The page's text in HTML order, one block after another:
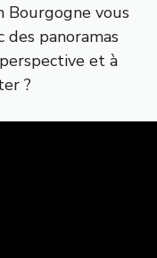
Bourgogne vous
panoramas
et à
?